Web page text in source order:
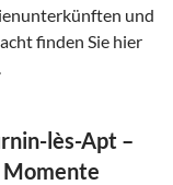
und
finden Sie hier
lès-Apt –
Momente